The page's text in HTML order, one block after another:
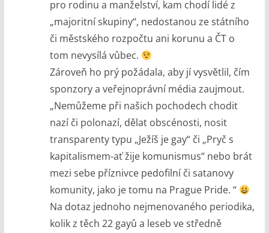
pro rodinu a manželství, kam chodí lidé z
„majoritní skupiny“, nedostanou ze státního
či městského rozpočtu ani korunu a ČT o
tom nevysílá vůbec.
Zároveň ho prý požádala, aby jí vysvětlil, čím
sponzory a veřejnoprávní média zaujmout.
„Nemůžeme při našich pochodech chodit
nazí či polonazí, dělat obscénosti, nosit
transparenty typu „Ježíš je gay“ či „Pryč s
kapitalismem-ať žije komunismus“ nebo brát
mezi sebe příznivce pedofilní či satanovy
komunity, jako je tomu na Prague Pride. “
Na dotaz jednoho nejmenovaného periodika,
kolik z těch 22 gayů a leseb ve středně